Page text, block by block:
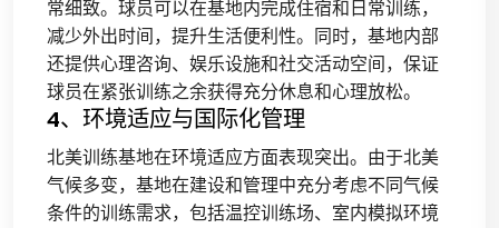
常细致。球员可以在基地内完成住宿和日常训练，
减少外出时间，提升生活便利性。同时，基地内部
还提供心理咨询、娱乐设施和社交活动空间，保证
球员在紧张训练之余获得充分休息和心理放松。
4、环境适应与国际化管理
北美训练基地在环境适应方面表现突出。由于北美
气候多变，基地在建设和管理中充分考虑不同气候
条件的训练需求，包括温控训练场、室内模拟环境